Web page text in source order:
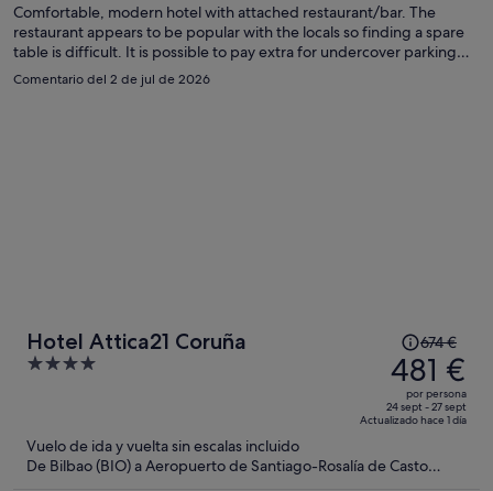
por
persona
Comfortable, modern hotel with attached restaurant/bar. The
restaurant appears to be popular with the locals so finding a spare
table is difficult. It is possible to pay extra for undercover parking
but it isn't really necessary as there is lots of free parking on the
Comentario del 2 de jul de 2026
Hotel Attica21 Coruña
4
El
precio
era
de
674 €,
es
674 €
481 €
por persona
24 sept - 27 sept
Actualizado hace 1 día
Vuelo de ida y vuelta sin escalas incluido
De Bilbao (BIO) a Aeropuerto de Santiago-Rosalía de Casto